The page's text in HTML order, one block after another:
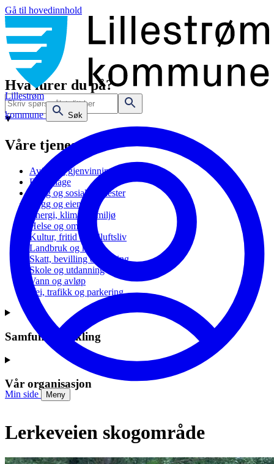
Gå til hovedinnhold
Lillestrøm
kommune
Søk
Min side Meny
Hva lurer du på?
Våre tjenester
Avfall og gjenvinning
Barnehage
Bolig og sosiale tjenester
Bygg og eiendom
Energi, klima og miljø
Helse og omsorg
Kultur, fritid og friluftsliv
Landbruk og natur
Skatt, bevilling og næring
Skole og utdanning
Vann og avløp
Vei, trafikk og parkering
Samfunnsutvikling
Vår organisasjon
Lerkeveien skogområde